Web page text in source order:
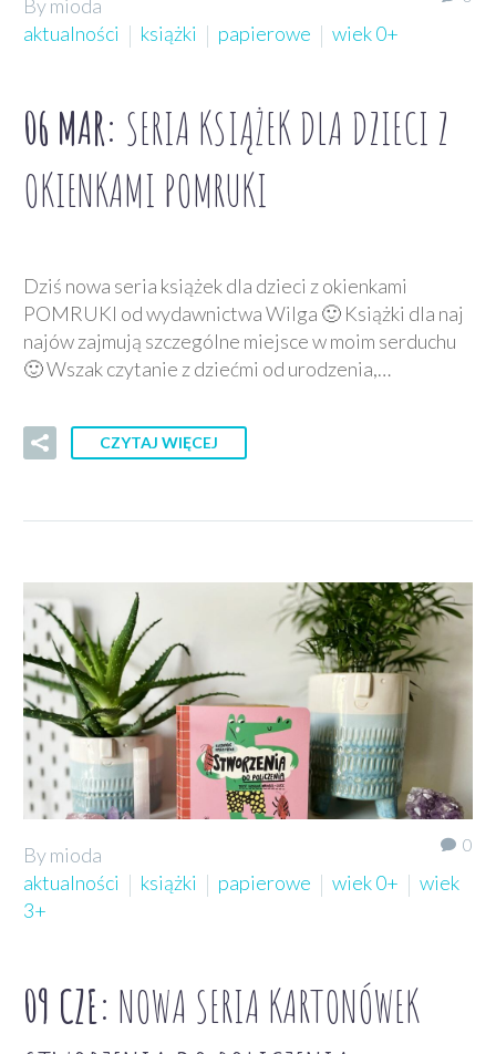
By mioda
aktualności
książki papierowe wiek 0+
06 MAR: SERIA KSIĄŻEK DLA DZIECI Z
OKIENKAMI POMRUKI
Dziś nowa seria książek dla dzieci z okienkami
POMRUKI od wydawnictwa Wilga 🙂 Książki dla naj
najów zajmują szczególne miejsce w moim serduchu
🙂 Wszak czytanie z dziećmi od urodzenia,…
CZYTAJ WIĘCEJ
0
By mioda
aktualności
książki papierowe wiek 0+
wiek
3+
09 CZE: NOWA SERIA KARTONÓWEK